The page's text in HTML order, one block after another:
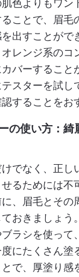
色よりもワン
ことで、眉毛
出すことがで
レンジ系のコ
バーすること
スターを試し
することをお
の使い方：綺
でなく、正し
るためには不
、眉毛とその
おきましょう。
ラシを使って
にたくさん塗
で、厚塗り感